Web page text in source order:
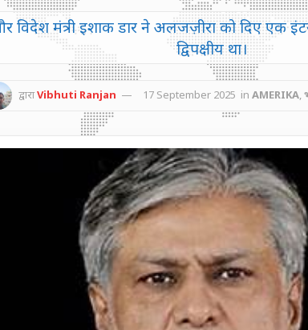
विदेश मंत्री इशाक डार ने अलजज़ीरा को दिए एक
द्विपक्षीय था।
द्वाराVibhuti Ranjan 17 September 2025 in AMERIKA,